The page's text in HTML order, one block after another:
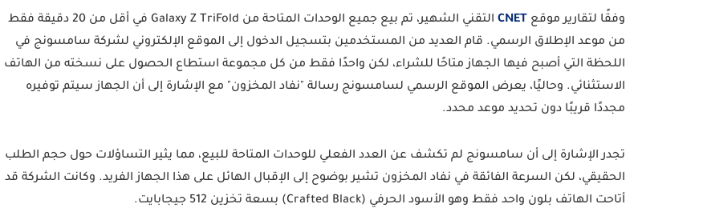
وفقًا لتقارير موقع CNET
التقني الشهير، تم بيع جميع الوحدات المتاحة من Galaxy Z TriFold في أقل من 20 دقيقة فقط
من موعد الإطلاق الرسمي. قام العديد من المستخدمين بتسجيل الدخول إلى الموقع الإلكتروني لشركة سامسونج في
اللحظة التي أصبح فيها الجهاز متاحًا للشراء، لكن واحدًا فقط من كل مجموعة استطاع الحصول على نسخته من الهاتف
الاستثنائي. وحاليًا، يعرض الموقع الرسمي لسامسونج رسالة "نفاد المخزون" مع الإشارة إلى أن الجهاز سيتم توفيره
مجددًا قريبًا دون تحديد موعد محدد.
تجدر الإشارة إلى أن سامسونج لم تكشف عن العدد الفعلي للوحدات المتاحة للبيع، مما يثير التساؤلات حول حجم الطلب
الحقيقي، لكن السرعة الفائقة في نفاد المخزون تشير بوضوح إلى الإقبال الهائل على هذا الجهاز الفريد. وكانت الشركة قد
أتاحت الهاتف بلون واحد فقط وهو الأسود الحرفي (Crafted Black) بسعة تخزين 512 جيجابايت.